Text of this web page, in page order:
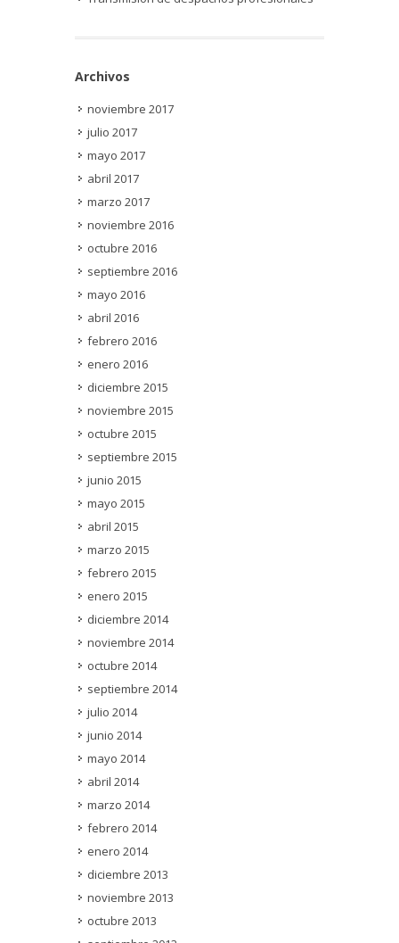
Archivos
noviembre 2017
julio 2017
mayo 2017
abril 2017
marzo 2017
noviembre 2016
octubre 2016
septiembre 2016
mayo 2016
abril 2016
febrero 2016
enero 2016
diciembre 2015
noviembre 2015
octubre 2015
septiembre 2015
junio 2015
mayo 2015
abril 2015
marzo 2015
febrero 2015
enero 2015
diciembre 2014
noviembre 2014
octubre 2014
septiembre 2014
julio 2014
junio 2014
mayo 2014
abril 2014
marzo 2014
febrero 2014
enero 2014
diciembre 2013
noviembre 2013
octubre 2013